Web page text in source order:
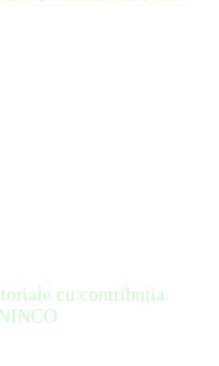
cu contribuția